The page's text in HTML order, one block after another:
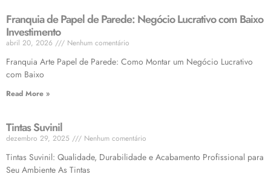
Franquia de Papel de Parede: Negócio Lucrativo com Baixo
Investimento
abril 20, 2026 Nenhum comentário
Franquia Arte Papel de Parede: Como Montar um Negócio Lucrativo
com Baixo
Read More »
Tintas Suvinil
dezembro 29, 2025 Nenhum comentário
Tintas Suvinil: Qualidade, Durabilidade e Acabamento Profissional para
Seu Ambiente As Tintas